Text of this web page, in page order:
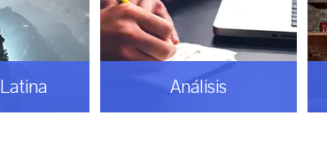
Análisis